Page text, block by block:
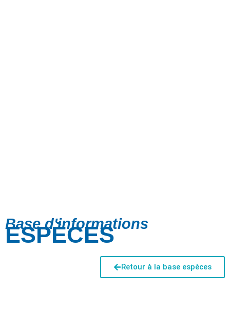
Base d'informations
ESPÈCES
Retour à la base espèces